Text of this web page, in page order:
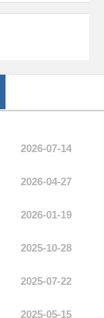
2026-07-14
2026-04-27
2026-01-19
2025-10-28
2025-07-22
2025-05-15